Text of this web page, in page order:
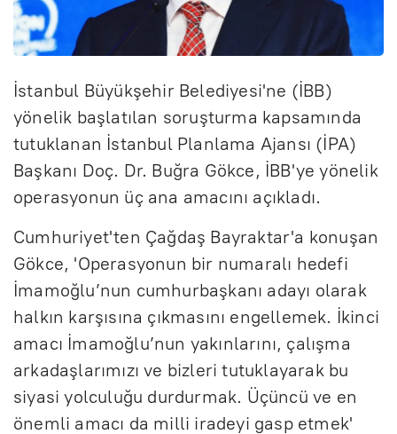
İstanbul Büyükşehir Belediyesi'ne (İBB)
yönelik başlatılan soruşturma kapsamında
tutuklanan İstanbul Planlama Ajansı (İPA)
Başkanı Doç. Dr. Buğra Gökce, İBB'ye yönelik
operasyonun üç ana amacını açıkladı.
Cumhuriyet'ten Çağdaş Bayraktar'a konuşan
Gökce, 'Operasyonun bir numaralı hedefi
İmamoğlu’nun cumhurbaşkanı adayı olarak
halkın karşısına çıkmasını engellemek. İkinci
amacı İmamoğlu’nun yakınlarını, çalışma
arkadaşlarımızı ve bizleri tutuklayarak bu
siyasi yolculuğu durdurmak. Üçüncü ve en
önemli amacı da milli iradeyi gasp etmek'